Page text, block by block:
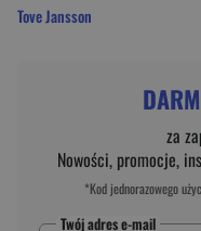
Tove Jansson
za
Nowości, promocje,
*Kod jednorazowego
Twój adres e-mail